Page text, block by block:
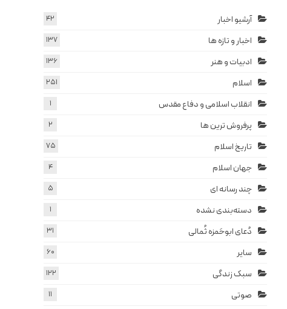
آرشیو اخبار 42
اخبار و تازه ها 137
ادبیات و هنر 136
اسلام 251
انقلاب اسلامی و دفاع مقدس 1
پرفروش ترین ها 2
تاریخ اسلام 75
جهان اسلام 4
چند رسانه ای 5
دسته‌بندی نشده 1
دُعای ابوحَمزه ثُمالی 31
سایر 60
سبک زندگی 122
صوتی 11